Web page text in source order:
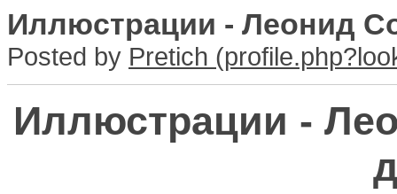
Иллюстрации - Леонид
Posted by Pretich
Иллюстрации -